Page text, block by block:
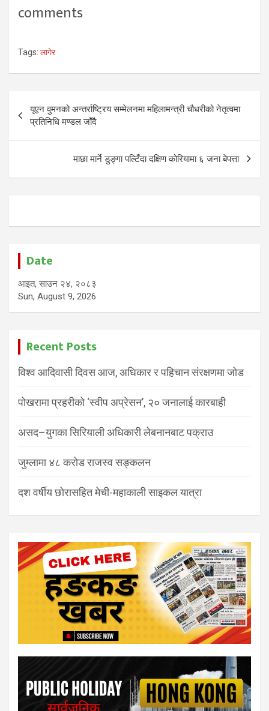
comments
Tags: लागेर
Post
navigation
यूएन वुमनको अन्तर्राष्ट्रिय सम्मेलनमा महिलामन्त्री चौधरीको नेतृत्वमा
प्रतिनिधि मण्डल जाँदै
माछा मार्ने डुङ्गा पल्टिँदा दक्षिण कोरियामा ६ जना बेपत्ता
Date
आइत, साउन २४, २०८३
Sun, August 9, 2026
Recent Posts
विश्व आदिवासी दिवस आज, अधिकार र पहिचान संरक्षणमा जोड
पोखरामा प्रहरीको ‘स्वीप अप्रेसन’, २० जनालाई कारबाही
असद–युगका सिरियाली अधिकारी लेबनानबाट पक्राउ
जुम्लामा ४८ करोड राजस्व सङ्कलन
दश वर्षीय छोरासहित मेची-महाकाली साइकल यात्रा